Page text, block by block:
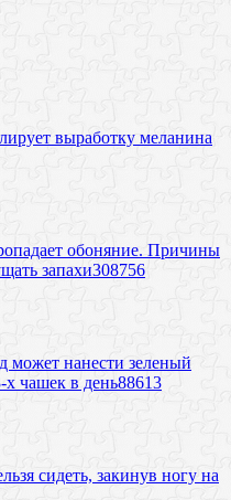
выработку меланина
обоняние. Причины
запахи308756
может нанести зеленый
х чашек в день88613
сидеть, закинув ногу на